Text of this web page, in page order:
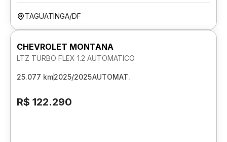
TAGUATINGA/DF
CHEVROLET MONTANA
LTZ TURBO FLEX 1.2 AUTOMATICO
25.077 km2025/2025AUTOMAT.
R$ 122.290